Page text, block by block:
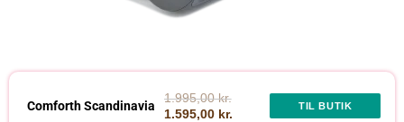
Comforth Scandinavia
1.995,00 kr.
1.595,00 kr.
TIL BUTIK